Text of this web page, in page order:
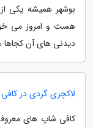
بوشهر همیشه یکی
هست و امروز می
دیدنی های آن کجاها
لاکچری گردی در
کافی شاپ های معروف